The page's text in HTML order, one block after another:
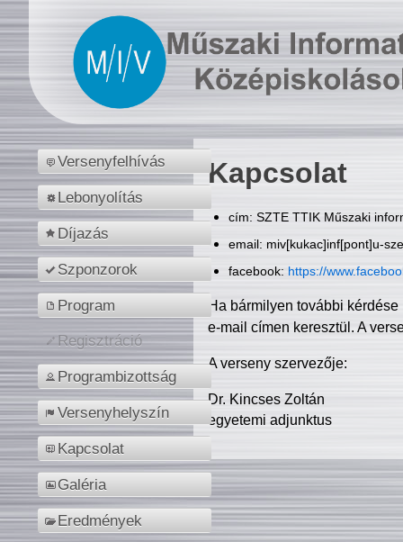
Versenyfelhívás
Lebonyolítás
Díjazás
Szponzorok
Program
Regisztráció
Programbizottság
Versenyhelyszín
Kapcsolat
Galéria
Eredmények
Kapcsolat
cím: SZTE TTIK Műszaki
email: miv[kukac]inf[pont]u-
facebook: https://
Ha bármilyen további
e-mail címen keresztül. A
A verseny szervezője:
Dr. Kincses Zoltán
egyetemi adjunktus